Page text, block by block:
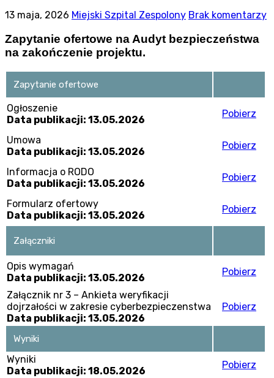
13 maja, 2026 Miejski Szpital Zespolony Brak komentarzy
Zapytanie ofertowe na Audyt bezpieczeństwa
na zakończenie projektu.
Zapytanie ofertowe
Ogłoszenie
Data publikacji: 13.05.2026
Pobierz
Umowa
Data publikacji: 13.05.2026
Pobierz
Informacja o RODO
Data publikacji: 13.05.2026
Pobierz
Formularz ofertowy
Data publikacji: 13.05.2026
Pobierz
Załączniki
Opis wymagań
Data publikacji: 13.05.2026
Pobierz
Załącznik nr 3 – Ankieta weryfikacji
dojrzałości w zakresie cyberbezpieczenstwa
Data publikacji: 13.05.2026
Pobierz
Wyniki
Wyniki
Data publikacji: 18.05.2026
Pobierz